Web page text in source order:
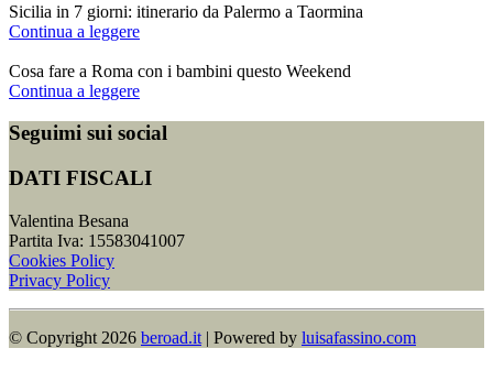
Sicilia in 7 giorni: itinerario da Palermo a Taormina
Continua a leggere
Cosa fare a Roma con i bambini questo Weekend
Continua a leggere
Seguimi sui social
DATI FISCALI
Valentina Besana
Partita Iva: 15583041007
Cookies Policy
Privacy Policy
© Copyright 2026​ beroad.it | Powered by luisafassino.com